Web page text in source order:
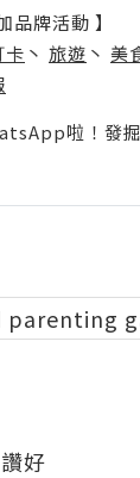
品牌活動 】
卡 丶 旅遊 丶 美
啦！發掘
parenting
好